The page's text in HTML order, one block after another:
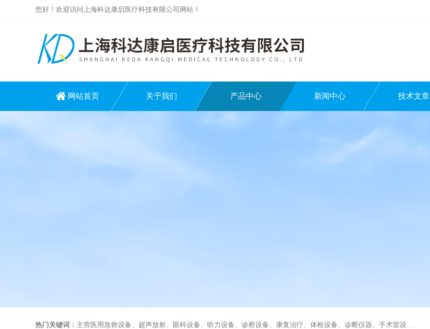
您好！欢迎访问上海科达康启医疗科技有限公司网站！
网站首页 关于我们 产品中心 新闻中心 技术文章
热门关键词： 主营医用急救设备、超声放射、眼科设备、听力设备、诊察设备、康复治疗、体检设备、诊断仪器、手术室设备急救室、监护设备诊疗室等医疗设备。